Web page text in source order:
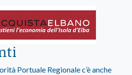
Portuale Regionale c’è anche